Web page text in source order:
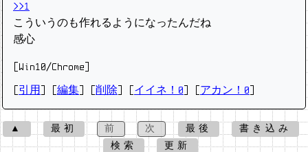
>>1
こういうのも作れるようになったんだね
感心
[Win10/Chrome]
引用 編集 削除 イイネ！0 アカン！0
▲ 最初 前 次 最後
書き込み
検索
更新